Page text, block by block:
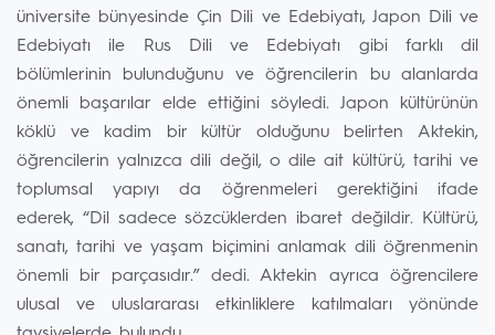
üniversite bünyesinde Çin Dili ve Edebiyatı, Japon Dili ve
Edebiyatı ile Rus Dili ve Edebiyatı gibi farklı dil
bölümlerinin bulunduğunu ve öğrencilerin bu alanlarda
önemli başarılar elde ettiğini söyledi. Japon kültürünün
köklü ve kadim bir kültür olduğunu belirten Aktekin,
öğrencilerin yalnızca dili değil, o dile ait kültürü, tarihi ve
toplumsal yapıyı da öğrenmeleri gerektiğini ifade
ederek, “Dil sadece sözcüklerden ibaret değildir. Kültürü,
sanatı, tarihi ve yaşam biçimini anlamak dili öğrenmenin
önemli bir parçasıdır.” dedi. Aktekin ayrıca öğrencilere
ulusal ve uluslararası etkinliklere katılmaları yönünde